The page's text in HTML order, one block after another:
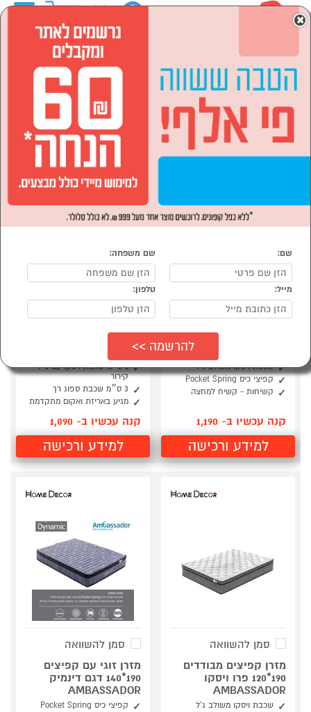
רהיטים לבית
מזרנים
מזרנים HOME DECOR
נמצאו 10 מזרן של מוצרי HOME DECOR
מיון: הפופולרים ביותר
סמן להשוואה
שכבת ויסקו משולב ג'ל
קפיצי כיס Pocket Spring
קשיחות - קשיח למחצה
קנה עכשיו ב- 1,190
למידע ורכישה
סמן להשוואה
HOME DECOR
2 ס״מ שכבת ויסקו עם ג׳ל
קירור
3 ס״מ שכבת ספוג רך
מגיע באריזת ואקום מתקדמת
קנה עכשיו ב- 1,090
למידע ורכישה
סמן להשוואה
מזרן קפיצים מבודדים
190*120 פרו ויסקו
AMBASSADOR
שכבת ויסקו משולב ג'ל
סמן להשוואה
מזרן זוגי עם קפיצים
190*140 דגם דינמיק
AMBASSADOR
קפיצי כיס Pocket Spring
×
שם: שם משפחה:
מייל: טלפון: